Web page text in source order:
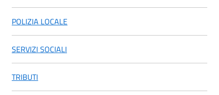
POLIZIA LOCALE
SERVIZI SOCIALI
TRIBUTI